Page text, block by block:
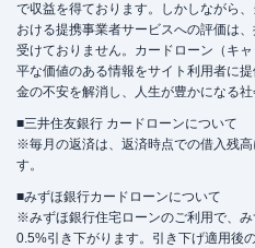
で収益を得ております。しかしながら
おける提携事業者サービスへの評価は
受けておりません。カードローン（キ
平な価値のある情報をサイト利用者に
金の不安を解消し、人生が豊かになる
■三井住友銀行 カードローンについて
※毎月の返済は、返済時点での借入残
す。
■みずほ銀行カードローンについて
※みずほ銀行住宅ローンのご利用で、
0.5%引き下がります。引き下げ適用後